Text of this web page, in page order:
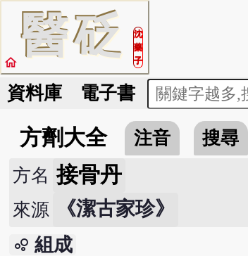
醫砭
沈
藥
子
home
資料庫 電子書
方劑大全 注音 搜尋
方名 接骨丹
來源 《潔古家珍》
bubble_chart 組成